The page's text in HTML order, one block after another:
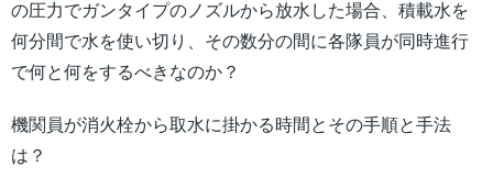
の圧力でガンタイプのノズルから放水した場合、積載水を
何分間で水を使い切り、その数分の間に各隊員が同時進行
で何と何をするべきなのか？
機関員が消火栓から取水に掛かる時間とその手順と手法
は？